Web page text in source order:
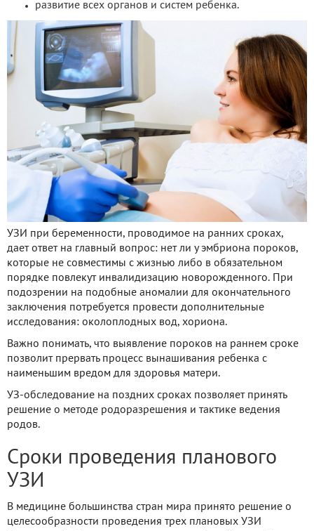
развитие всех органов и систем ребенка.
УЗИ при беременности, проводимое на ранних сроках,
дает ответ на главный вопрос: нет ли у эмбриона пороков,
которые не совместимы с жизнью либо в обязательном
порядке повлекут инвалидизацию новорожденного. При
подозрении на подобные аномалии для окончательного
заключения потребуется провести дополнительные
исследования: околоплодных вод, хориона.
Важно понимать, что выявление пороков на раннем сроке
позволит прервать процесс вынашивания ребенка с
наименьшим вредом для здоровья матери.
УЗ-обследование на поздних сроках позволяет принять
решение о методе родоразрешения и тактике ведения
родов.
Сроки проведения планового
УЗИ
В медицине большинства стран мира принято решение о
целесообразности проведения трех плановых УЗИ